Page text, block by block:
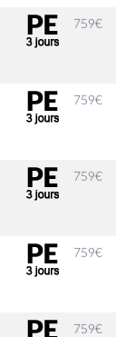
759€
759€
759€
759€
759€